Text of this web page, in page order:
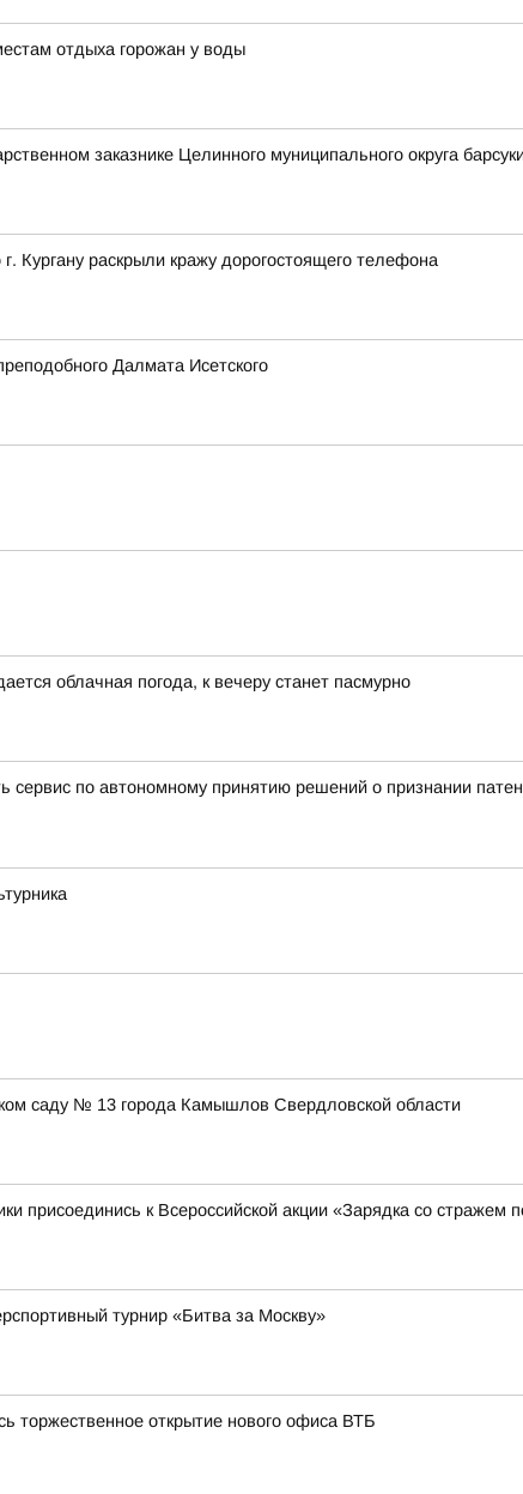
отдыха горожан у воды
заказнике Целинного муниципального округа
раскрыли кражу дорогостоящего телефона
Далмата Исетского
облачная погода, к вечеру станет пасмурно
сервис по автономному принятию решений о признании
саду № 13 города Камышлов Свердловской области
присоединись к Всероссийской акции «Зарядка со стражем
турнир «Битва за Москву»
торжественное открытие нового офиса ВТБ